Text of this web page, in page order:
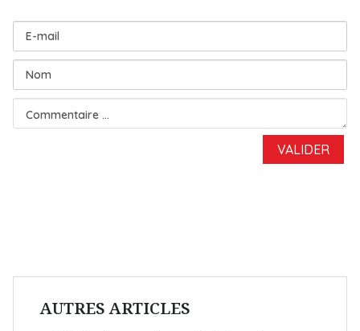
AUTRES ARTICLES